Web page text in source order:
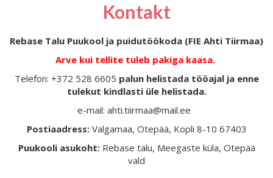
Kontakt
Rebase Talu Puukool ja puidutöökoda (FIE Ahti Tiirmaa)
Arve kui tellite tuleb pakiga kaasa.
Telefon: +372 528 6605 palun helistada tööajal ja enne
tulekut kindlasti üle helistada.
e-mail: ahti.tiirmaa@mail.ee
Postiaadress: Valgamaa, Otepää, Kopli 8-10 67403
Puukooli asukoht: Rebase talu, Meegaste küla, Otepää
vald